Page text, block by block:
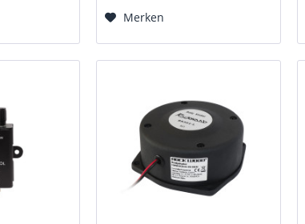
Autositzen,...
Merken